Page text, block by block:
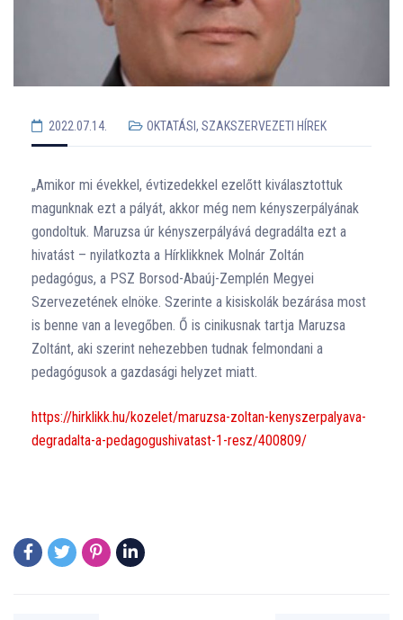
2022.07.14. OKTATÁSI, SZAKSZERVEZETI HÍREK
„Amikor mi évekkel, évtizedekkel ezelőtt kiválasztottuk
magunknak ezt a pályát, akkor még nem kényszerpályának
gondoltuk. Maruzsa úr kényszerpályává degradálta ezt a
hivatást – nyilatkozta a Hírklikknek Molnár Zoltán
pedagógus, a PSZ Borsod-Abaúj-Zemplén Megyei
Szervezetének elnöke. Szerinte a kisiskolák bezárása most
is benne van a levegőben. Ő is cinikusnak tartja Maruzsa
Zoltánt, aki szerint nehezebben tudnak felmondani a
pedagógusok a gazdasági helyzet miatt.
https://hirklikk.hu/kozelet/maruzsa-zoltan-kenyszerpalyava-
degradalta-a-pedagogushivatast-1-resz/400809/